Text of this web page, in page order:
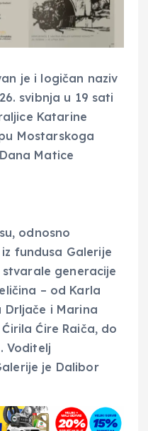
je i logičan naziv
svibnja u 19 sati
Katarine
Mostarskoga
Matice
odnosno
fundusa Galerije
generacije
– od Karla
Drljače i Marina
Ćire Raiča, do
Voditelj
je Dalibor